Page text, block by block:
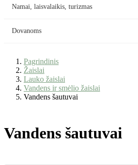
Namai, laisvalaikis, turizmas
Dovanoms
Pagrindinis
Žaislai
Lauko žaislai
Vandens ir smėlio žaislai
Vandens šautuvai
Vandens šautuvai